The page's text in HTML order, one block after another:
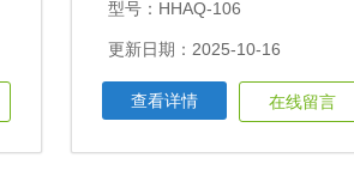
型号：HHAQ-106
更新日期：2025-10-16
查看详情 在线留言